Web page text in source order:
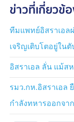
ข่าวที่เกี่ยวข้
ทีมแพทย์อิสราเอล
เจริญเติบโตอยู่ใน
อิสราเอล ลั่น แม้ส
รมว.กห.อิสราเอล
กำลังทหารออกจา